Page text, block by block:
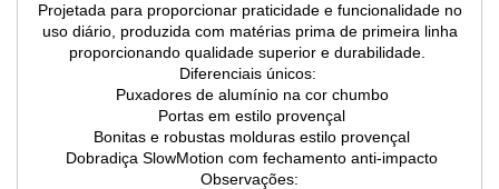
Projetada para proporcionar praticidade e funcionalidade no
uso diário, produzida com matérias prima de primeira linha
proporcionando qualidade superior e durabilidade.
Diferenciais únicos:
Puxadores de alumínio na cor chumbo
Portas em estilo provençal
Bonitas e robustas molduras estilo provençal
Dobradiça SlowMotion com fechamento anti-impacto
Observações: